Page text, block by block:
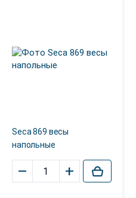
Seca 869 весы
напольные
– +